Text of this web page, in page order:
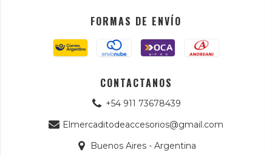
FORMAS DE ENVÍO
CONTACTANOS
+54 911 73678439
Elmercaditodeaccesorios@gmail.com
Buenos Aires - Argentina